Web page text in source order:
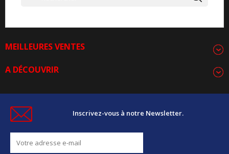
MEILLEURES VENTES
A DÉCOUVRIR
Inscrivez-vous à notre Newsletter.